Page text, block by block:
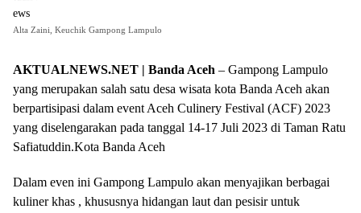
Alta Zaini, Keuchik Gampong Lampulo
AKTUALNEWS.NET | Banda Aceh – Gampong Lampulo
yang merupakan salah satu desa wisata kota Banda Aceh akan
berpartisipasi dalam event Aceh Culinery Festival (ACF) 2023
yang diselengarakan pada tanggal 14-17 Juli 2023 di Taman Ratu
Safiatuddin.Kota Banda Aceh
Dalam even ini Gampong Lampulo akan menyajikan berbagai
kuliner khas , khususnya hidangan laut dan pesisir untuk